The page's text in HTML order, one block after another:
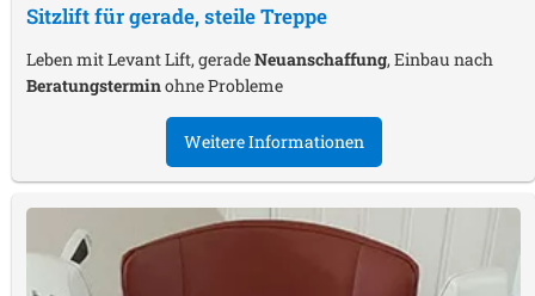
Sitzlift für gerade, steile Treppe
Leben mit Levant Lift, geradeNeuanschaffung, Einbau nach
Beratungsterminohne Probleme
Weitere Informationen